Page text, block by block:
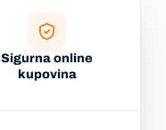
Sigurna online
kupovina